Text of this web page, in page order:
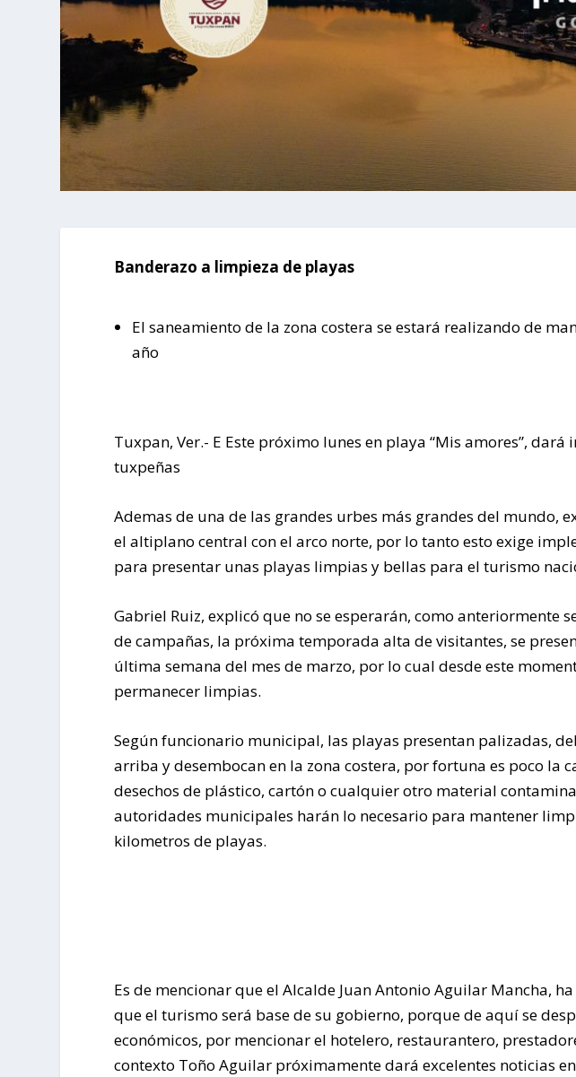
Banderazo a limpieza de playas
El saneamiento de la zona costera se estará realizando de
año
Tuxpan, Ver.- E Este próximo lunes en playa “Mis amores”,
tuxpeñas
Ademas de una de las grandes urbes más grandes del mundo,
el altiplano central con el arco norte, por lo tanto esto exige
para presentar unas playas limpias y bellas para el turismo
Gabriel Ruiz, explicó que no se esperarán, como anteriormente
de campañas, la próxima temporada alta de visitantes, se
última semana del mes de marzo, por lo cual desde este
permanecer limpias.
Según funcionario municipal, las playas presentan palizadas,
arriba y desembocan en la zona costera, por fortuna es poco la
desechos de plástico, cartón o cualquier otro material
autoridades municipales harán lo necesario para mantener
kilometros de playas.
Es de mencionar que el Alcalde Juan Antonio Aguilar Mancha,
que el turismo será base de su gobierno, porque de aquí se
económicos, por mencionar el hotelero, restaurantero,
contexto Toño Aguilar próximamente dará excelentes noticias